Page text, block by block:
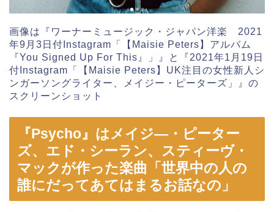
画像は『ワーナーミュージック・ジャパン洋楽 2021
年9月3日付Instagram「【Maisie Peters】アルバム
『You Signed Up For This』」』と『2021年1月19日
付Instagram「【Maisie Peters】UK注目の女性新人シ
ンガーソングライター、メイジー・ピーターズ」』の
スクリーンショット
『Psycho』はメイジ―・ピーター
ズ、エド・シーラン、スティーヴ・
マックが作った楽曲「世界中の人の
誰にだってあてはまるお話なの」